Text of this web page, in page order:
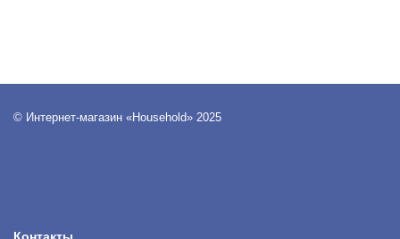
© Интернет-магазин «Household» 2025